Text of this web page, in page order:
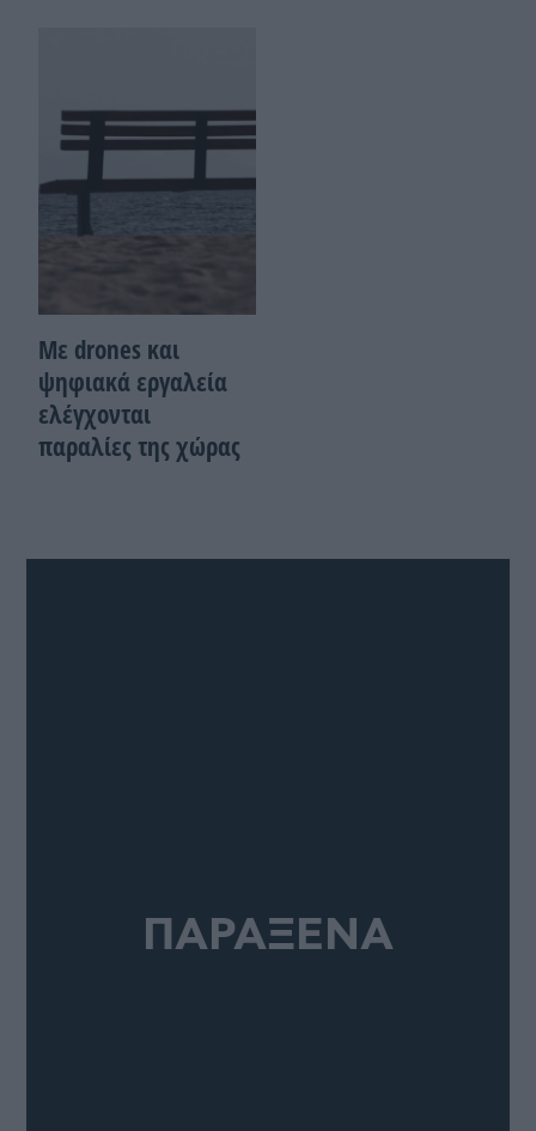
Με drones και
ψηφιακά εργαλεία
ελέγχονται
παραλίες της χώρας
ΠΑΡΑΞΕΝΑ